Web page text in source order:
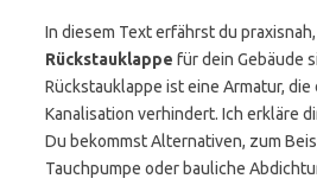
In diesem Text erfährst du
Rückstauklappe für dein Gebäude
Rückstauklappe ist eine Armatur,
Kanalisation verhindert. Ich erkläre
Du bekommst Alternativen, zum
Tauchpumpe oder bauliche